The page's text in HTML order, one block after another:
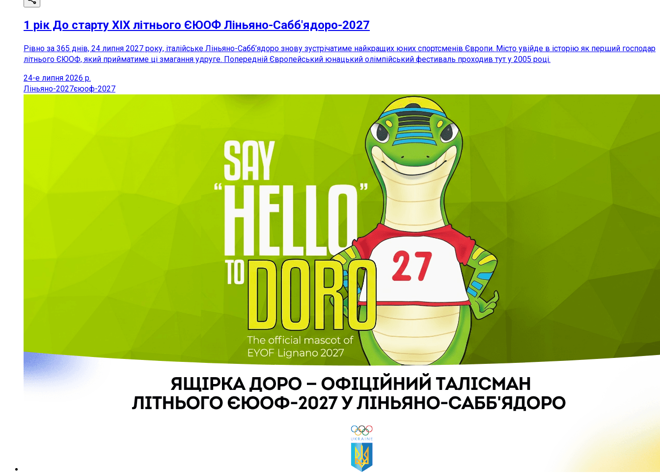
1 рік До старту XIX літнього ЄЮОФ Ліньяно-Сабб'ядоро-2027
Рівно за 365 днів, 24 липня 2027 року, італійське Ліньяно-Сабб’ядоро знову зустрічатиме найкращих юних спортсменів Європи. Місто увійде в історію як перший господар
літнього ЄЮОФ, який прийматиме ці змагання удруге. Попередній Європейський юнацький олімпійський фестиваль проходив тут у 2005 році.
24-е липня 2026 р.
Ліньяно-2027єюоф-2027